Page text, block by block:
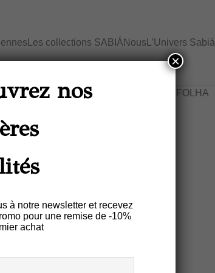
Les collections SABIÁ Nous L’Univers Sabiá
ARRASTA-PÉ couleur vert FOLHA
S Lin –
PÉ Couleur Vert
nos
à notre newsletter et recevez
pour une remise de -10%
achat
×